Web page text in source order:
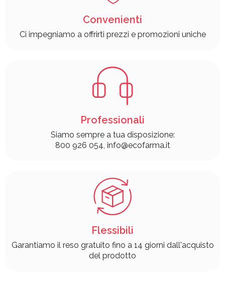
Convenienti
Ci impegniamo a offrirti prezzi e promozioni uniche
Professionali
Siamo sempre a tua disposizione:
800 926 054, info@ecofarma.it
Flessibili
Garantiamo il reso gratuito fino a 14 giorni dall'acquisto
del prodotto